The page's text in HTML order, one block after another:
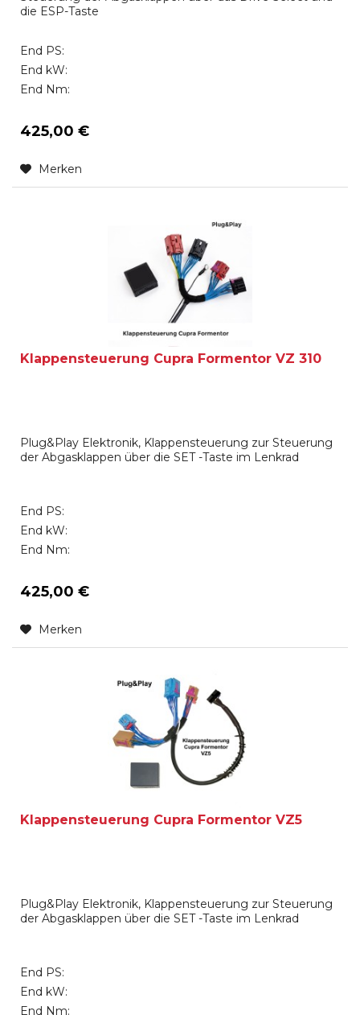
die ESP-Taste
End PS:
End kW:
End Nm:
425,00 €
Merken
Klappensteuerung Cupra Formentor VZ 310
Plug&Play Elektronik, Klappensteuerung zur Steuerung
der Abgasklappen über die SET -Taste im Lenkrad
End PS:
End kW:
End Nm:
425,00 €
Merken
Klappensteuerung Cupra Formentor VZ5
Plug&Play Elektronik, Klappensteuerung zur Steuerung
der Abgasklappen über die SET -Taste im Lenkrad
End PS:
End kW:
End Nm: